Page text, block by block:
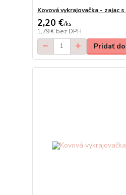
Kovová vykrajovačka - zajac
2,20 €/ks
1,79 € bez DPH
Pridať